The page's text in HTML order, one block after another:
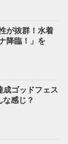
が抜群！水着
降臨！」を
成ゴッドフェス
感じ？